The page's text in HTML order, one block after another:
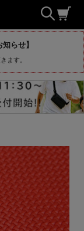
らせ】
ます。